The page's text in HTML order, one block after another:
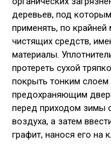
деревьев, под
применять, по крайней
чистящих средств,
материалы.
протереть сухой
покрыть тонким слоем
предохраняющим
перед приходом зимы
воздуха, а затем
графит, нанося его на